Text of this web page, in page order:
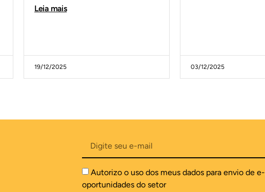
Leia mais
19/12/2025 03/12/2025
Autorizo o uso dos meus dados para envio de
oportunidades do setor